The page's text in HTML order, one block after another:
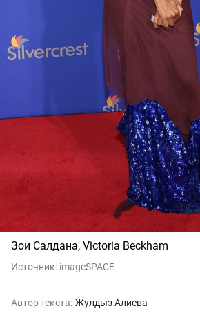
Зои Салдана, Victoria Beckham
Источник: imageSPACE
Автор текста: Жулдыз Алиева